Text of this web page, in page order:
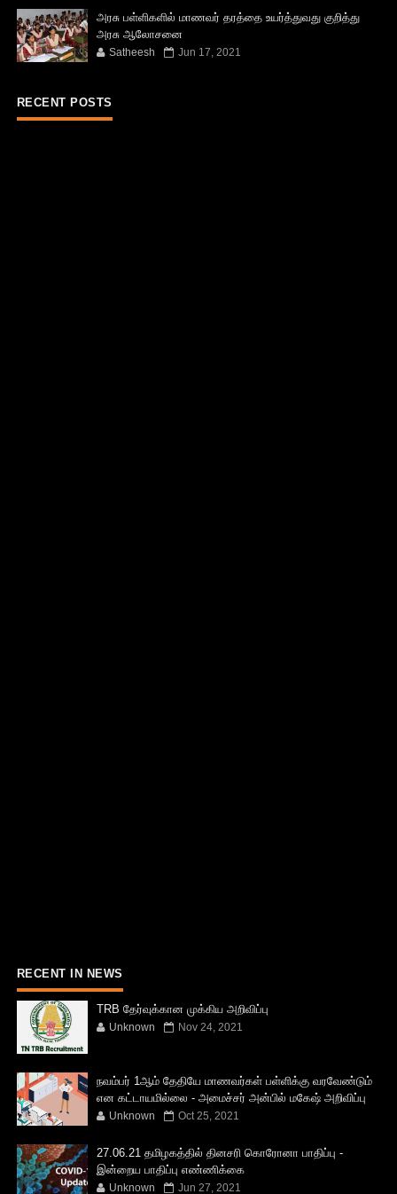
அரசு பள்ளிகளில் மாணவர் தரத்தை உயர்த்துவது குறித்து
அரசு ஆலோசனை
Satheesh Jun 17, 2021
RECENT POSTS
RECENT IN NEWS
TRB தேர்வுக்கான முக்கிய அறிவிப்பு
Unknown Nov 24, 2021
நவம்பர் 1ஆம் தேதியே மாணவர்கள் பள்ளிக்கு வரவேண்டும்
என கட்டாயமில்லை - அமைச்சர் அன்பில் மகேஷ் அறிவிப்பு
Unknown Oct 25, 2021
27.06.21 தமிழகத்தில் தினசரி கொரோனா பாதிப்பு -
இன்றைய பாதிப்பு எண்ணிக்கை
Unknown Jun 27, 2021